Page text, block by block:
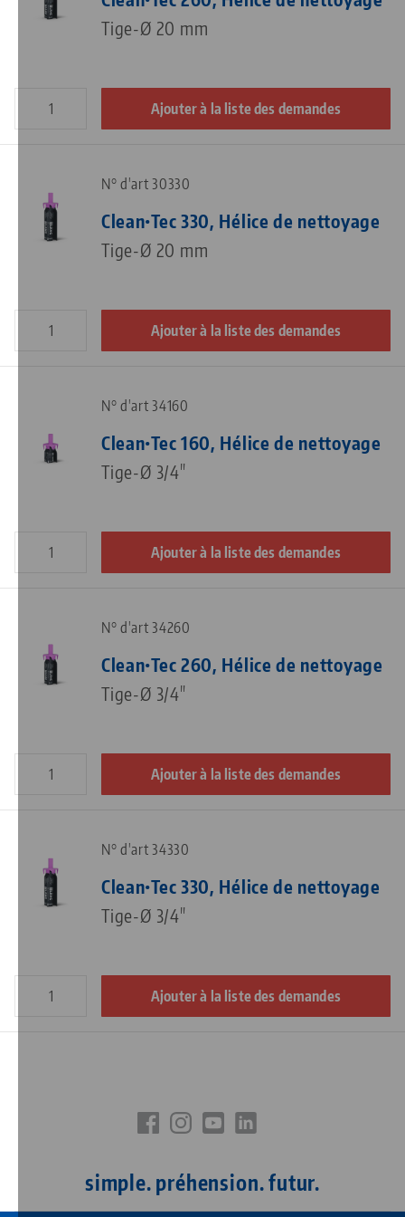
Tige-Ø 20 mm
Ajouter à la liste des demandes
N° d'art 30330
Clean•Tec 330, Hélice de nettoyage
Tige-Ø 20 mm
Ajouter à la liste des demandes
N° d'art 34160
Clean•Tec 160, Hélice de nettoyage
Tige-Ø 3/4"
Ajouter à la liste des demandes
N° d'art 34260
Clean•Tec 260, Hélice de nettoyage
Tige-Ø 3/4"
Ajouter à la liste des demandes
N° d'art 34330
Clean•Tec 330, Hélice de nettoyage
Tige-Ø 3/4"
Ajouter à la liste des demandes
simple. préhension. futur.